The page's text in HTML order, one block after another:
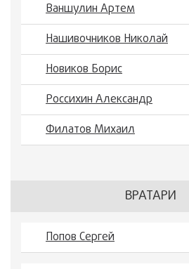
Ваншулин Артем
Нашивочников Николай
Новиков Борис
Россихин Александр
Филатов Михаил
ВРАТАРИ
Попов Сергей